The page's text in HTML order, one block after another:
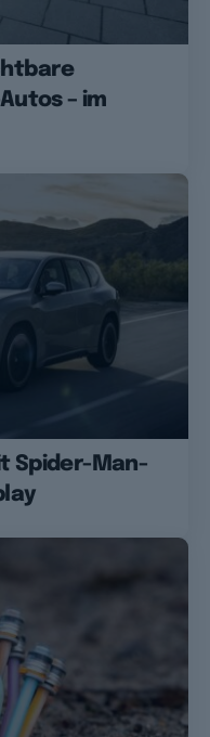
– im
Spider-Man-